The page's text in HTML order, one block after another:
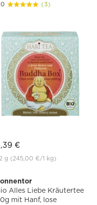
(3)
€
g (245,00 €/1 kg)
Alles Liebe Kräutertee
mit Hanf, lose